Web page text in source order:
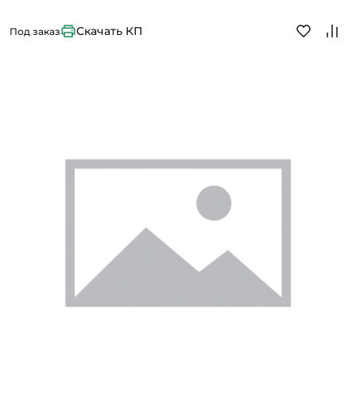
Под заказ Скачать КП